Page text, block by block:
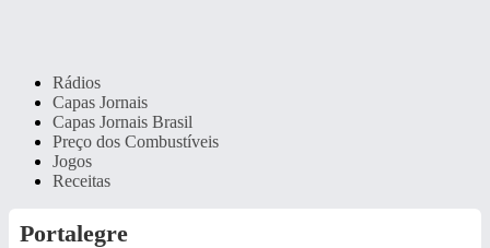
Rádios
Capas Jornais
Capas Jornais Brasil
Preço dos Combustíveis
Jogos
Receitas
Portalegre